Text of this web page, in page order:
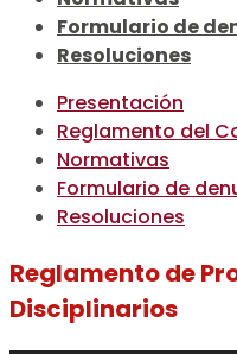
Formulario de
Resoluciones
Presentación
Reglamento del
Normativas
Formulario de
Resoluciones
Reglamento de
Disciplinarios